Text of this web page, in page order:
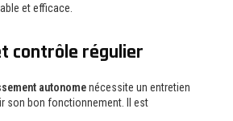
et efficace.
contrôle régulier
autonomenécessite un entretien
son bon fonctionnement. Il est